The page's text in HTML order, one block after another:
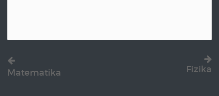
Matematika Fizika